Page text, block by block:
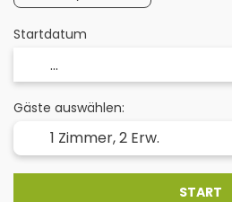
Startdatum
Gäste auswählen:
1 Zimmer,2 Erw.
START